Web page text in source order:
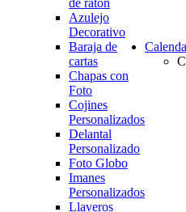
de ratón
Azulejo
Decorativo
Baraja de
cartas
Chapas con
Foto
Cojines
Personalizados
Delantal
Personalizado
Foto Globo
Imanes
Personalizados
Llaveros